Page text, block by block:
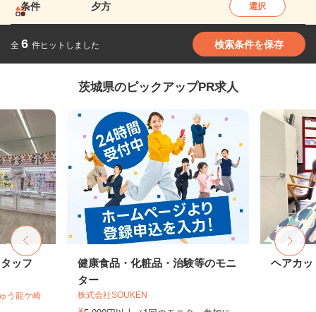
条件 夕方 選択
全 6 件ヒットしました 検索条件を保存
茨城県のピックアップPR求人
ッフ
う龍ケ崎
健康食品・化粧品・治験等のモニ
ター
株式会社SOUKEN
ヘアカッ